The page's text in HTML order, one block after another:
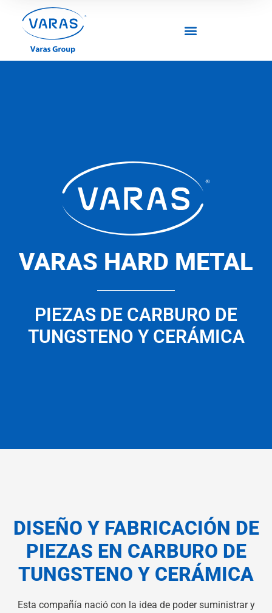
VARAS HARD METAL
PIEZAS DE CARBURO DE
TUNGSTENO Y CERÁMICA
DISEÑO Y FABRICACIÓN DE
PIEZAS EN CARBURO DE
TUNGSTENO Y CERÁMICA
Esta compañía nació con la idea de poder suministrar y